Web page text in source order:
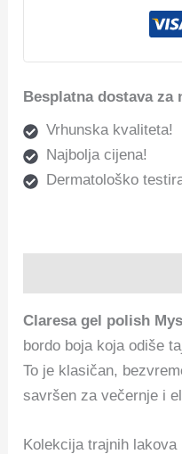
Besplatna dostava za
Vrhunska kvaliteta!
Najbolja cijena!
Dermatološko
Claresa gel polish
bordo boja koja odiše
To je klasičan,
savršen za večernje i
Kolekcija trajnih lakova